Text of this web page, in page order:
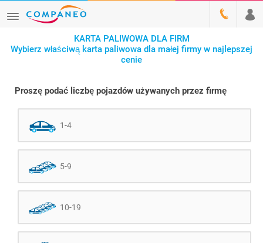
KARTA PALIWOWA DLA FIRM
Wybierz właściwą karta paliwowa dla małej firmy w najlepszej
cenie
Proszę podać liczbę pojazdów używanych przez firmę
1-4
5-9
10-19